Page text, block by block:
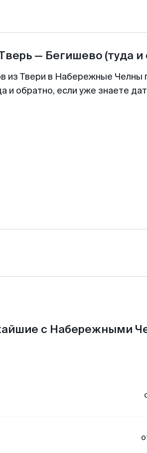
— Бегишево (туда и
из Твери в Набережные Челны
и обратно, если уже знаете
с Набережными